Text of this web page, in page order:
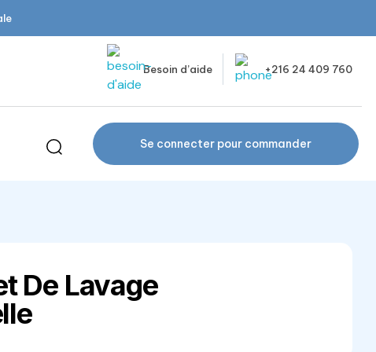
Besoin d’aide +216 24 409 760
Se connecter pour commander
De Lavage